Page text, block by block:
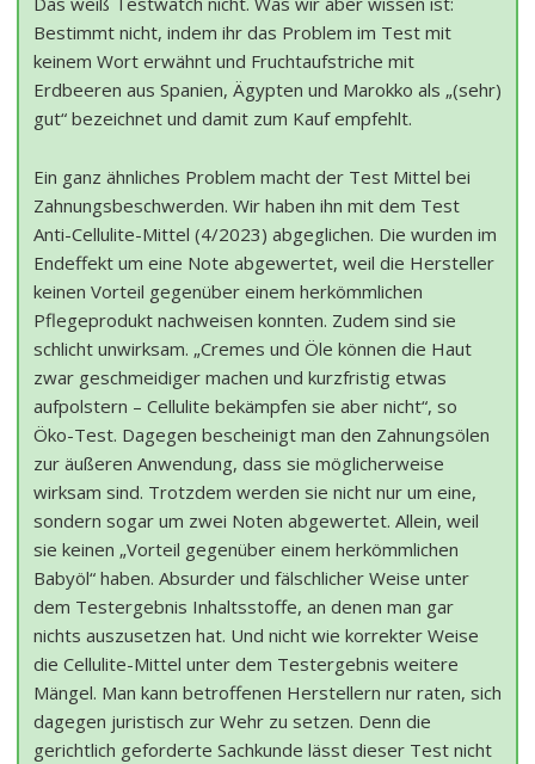
Bestimmt nicht, indem ihr das Problem im Test mit
keinem Wort erwähnt und Fruchtaufstriche mit
Erdbeeren aus Spanien, Ägypten und Marokko als „(sehr)
gut“ bezeichnet und damit zum Kauf empfehlt.
Ein ganz ähnliches Problem macht der Test Mittel bei
Zahnungsbeschwerden. Wir haben ihn mit dem Test
Anti-Cellulite-Mittel (4/2023) abgeglichen. Die wurden im
Endeffekt um eine Note abgewertet, weil die Hersteller
keinen Vorteil gegenüber einem herkömmlichen
Pflegeprodukt nachweisen konnten. Zudem sind sie
schlicht unwirksam. „Cremes und Öle können die Haut
zwar geschmeidiger machen und kurzfristig etwas
aufpolstern – Cellulite bekämpfen sie aber nicht“, so
Öko-Test. Dagegen bescheinigt man den Zahnungsölen
zur äußeren Anwendung, dass sie möglicherweise
wirksam sind. Trotzdem werden sie nicht nur um eine,
sondern sogar um zwei Noten abgewertet. Allein, weil
sie keinen „Vorteil gegenüber einem herkömmlichen
Babyöl“ haben. Absurder und fälschlicher Weise unter
dem Testergebnis Inhaltsstoffe, an denen man gar
nichts auszusetzen hat. Und nicht wie korrekter Weise
die Cellulite-Mittel unter dem Testergebnis weitere
Mängel. Man kann betroffenen Herstellern nur raten, sich
dagegen juristisch zur Wehr zu setzen. Denn die
gerichtlich geforderte Sachkunde lässt dieser Test nicht